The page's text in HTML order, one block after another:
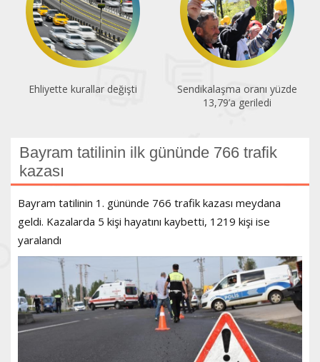
Ehliyette kurallar değişti
Sendikalaşma oranı yüzde
13,79’a geriledi
Bayram tatilinin ilk gününde 766 trafik
kazası
Bayram tatilinin 1. gününde 766 trafik kazası meydana
geldi. Kazalarda 5 kişi hayatını kaybetti, 1219 kişi ise
yaralandı